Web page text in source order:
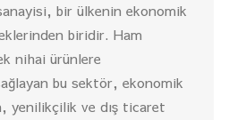
bir ülkenin ekonomik
biridir. Ham
nihai ürünlere
bu sektör, ekonomik
yenilikçilik ve dış ticaret